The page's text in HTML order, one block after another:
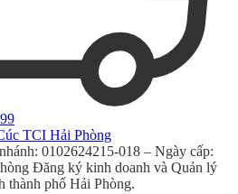
TCI Hải Phòng
0102624215-018 – Ngày cấp:
Đăng ký kinh doanh và Quản lý
thành phố Hải Phòng.